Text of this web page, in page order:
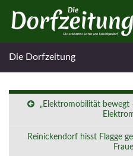
Die Dorfzeitung
„Elektromobilität bewegt
Reinickendorf hisst Flagge